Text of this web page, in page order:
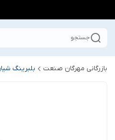
جستجو
بازرگانی مهرگان صنعت بلبرینگ